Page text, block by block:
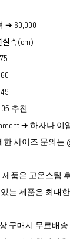
➔ 60,000
75
추천
➔ 하자나 이
사이즈 문의는
제품은 고온스팀
는 제품은 최대
구매시 무료배송